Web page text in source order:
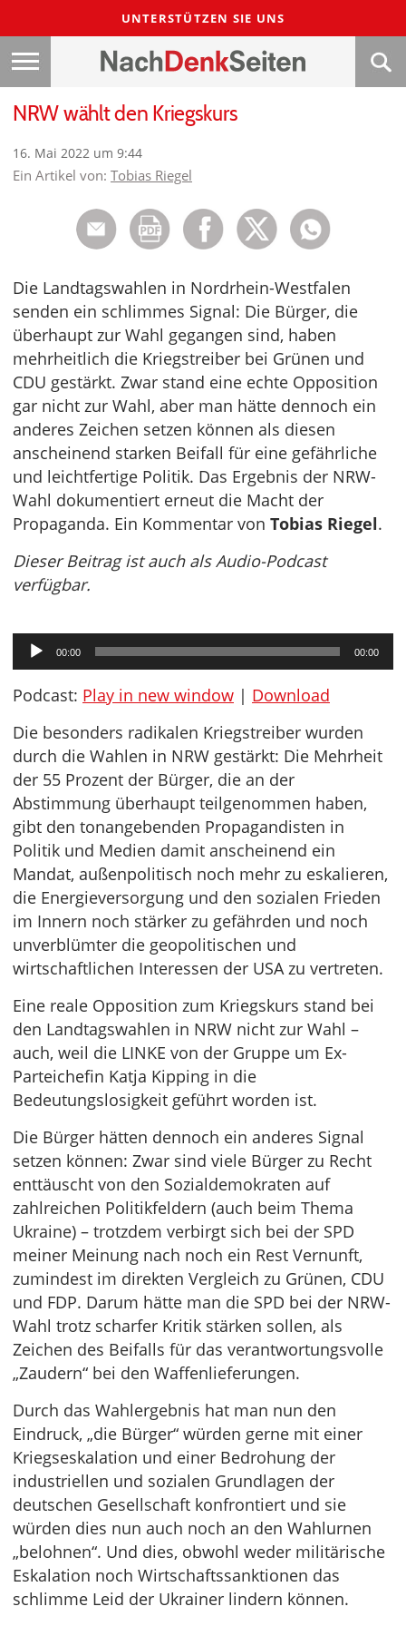
UNTERSTÜTZEN SIE UNS
NRW wählt den Kriegskurs
16. Mai 2022 um 9:44
Ein Artikel von: Tobias Riegel
Die Landtagswahlen in Nordrhein-Westfalen
senden ein schlimmes Signal: Die Bürger, die
überhaupt zur Wahl gegangen sind, haben
mehrheitlich die Kriegstreiber bei Grünen und
CDU gestärkt. Zwar stand eine echte Opposition
gar nicht zur Wahl, aber man hätte dennoch ein
anderes Zeichen setzen können als diesen
anscheinend starken Beifall für eine gefährliche
und leichtfertige Politik. Das Ergebnis der NRW-
Wahl dokumentiert erneut die Macht der
Propaganda. Ein Kommentar von Tobias Riegel.
Dieser Beitrag ist auch als Audio-Podcast
verfügbar.
Audio-
Player
00:00 00:00
Podcast: Play in new window | Download
Die besonders radikalen Kriegstreiber wurden
durch die Wahlen in NRW gestärkt: Die Mehrheit
der 55 Prozent der Bürger, die an der
Abstimmung überhaupt teilgenommen haben,
gibt den tonangebenden Propagandisten in
Politik und Medien damit anscheinend ein
Mandat, außenpolitisch noch mehr zu eskalieren,
die Energieversorgung und den sozialen Frieden
im Innern noch stärker zu gefährden und noch
unverblümter die geopolitischen und
wirtschaftlichen Interessen der USA zu vertreten.
Eine reale Opposition zum Kriegskurs stand bei
den Landtagswahlen in NRW nicht zur Wahl –
auch, weil die LINKE von der Gruppe um Ex-
Parteichefin Katja Kipping in die
Bedeutungslosigkeit geführt worden ist.
Die Bürger hätten dennoch ein anderes Signal
setzen können: Zwar sind viele Bürger zu Recht
enttäuscht von den Sozialdemokraten auf
zahlreichen Politikfeldern (auch beim Thema
Ukraine) – trotzdem verbirgt sich bei der SPD
meiner Meinung nach noch ein Rest Vernunft,
zumindest im direkten Vergleich zu Grünen, CDU
und FDP. Darum hätte man die SPD bei der NRW-
Wahl trotz scharfer Kritik stärken sollen, als
Zeichen des Beifalls für das verantwortungsvolle
„Zaudern“ bei den Waffenlieferungen.
Durch das Wahlergebnis hat man nun den
Eindruck, „die Bürger“ würden gerne mit einer
Kriegseskalation und einer Bedrohung der
industriellen und sozialen Grundlagen der
deutschen Gesellschaft konfrontiert und sie
würden dies nun auch noch an den Wahlurnen
„belohnen“. Und dies, obwohl weder militärische
Eskalation noch Wirtschaftssanktionen das
schlimme Leid der Ukrainer lindern können.